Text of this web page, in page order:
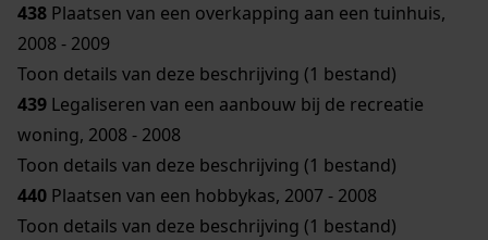
438 Plaatsen van een overkapping aan een tuinhuis,
2008 - 2009
Toon details van deze beschrijving (1 bestand)
439 Legaliseren van een aanbouw bij de recreatie
woning, 2008 - 2008
Toon details van deze beschrijving (1 bestand)
440 Plaatsen van een hobbykas, 2007 - 2008
Toon details van deze beschrijving (1 bestand)